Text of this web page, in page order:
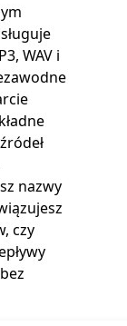
WAV i
nazwy
czy